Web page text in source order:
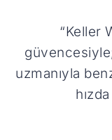
“Keller
uzmanıyla